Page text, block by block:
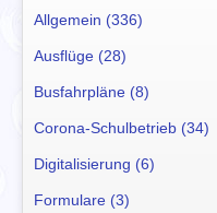
Allgemein (336)
Ausflüge (28)
Busfahrpläne (8)
Corona-Schulbetrieb (34)
Digitalisierung (6)
Formulare (3)